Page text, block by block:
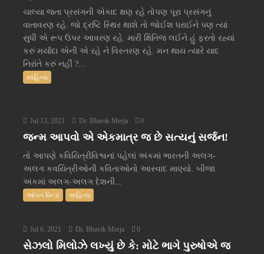
ચાલ્યા જતા પ્રસંગની એકાદ ક્ષણ રહે તોપણ પૂરા પ્રસંગનું
વાતાવરણ રહે. જો દ્રષ્ટિ સ્થિર થાશે તો જોઈશ ધરાઈને પણ ત્યાં
સુધી એ રૂપ ઉપર આવરણ રહે. મારી ક્ષિતિજ લઈને હું ફરતો રહ્યાં
કરું મર્યાદા એની એ રહે ને વિસ્તરણ રહે. મન થાય ત્યારે યાદ
નિરાંતે કરું નહીં ?...
સાહિત્ય
Jul 13, 2021 Dr. Bhavik Merja 0
જન્મ આપવો એ એકમાત્ર જ છે સત્યનું સર્જન!
તો આપણે કવિયિત્રીવિશ્વનાં પહેલાં અંકમાં ભારતની અલગ-
અલગ કવયિત્રીઓની કવિતાઓનો આસ્વાદ માણ્યો. બીજા
અંકમાં અલગ-અલગ દેશની...
ઓપન વિન્ડો સાહિત્ય
Jul 6, 2021 Dr. Bhavik Merja 0
સેઝલો મિલોઝે લખ્યું છે કે: મોટે ભાગે પુરુષોએ જ